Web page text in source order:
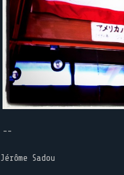
--
Jérôme Sadou